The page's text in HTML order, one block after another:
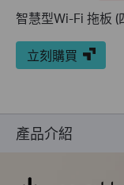
智慧型Wi-Fi 拖板 (
立刻購買
產品介紹